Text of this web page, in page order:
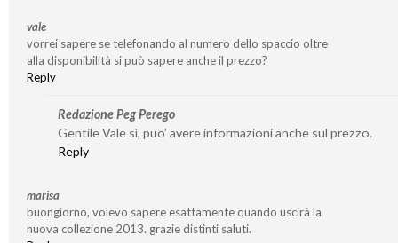
vale
vorrei sapere se telefonando al numero dello spaccio oltre
alla disponibilità si può sapere anche il prezzo?
Reply
Redazione Peg Perego
Gentile Vale sì, puo’ avere informazioni anche sul prezzo.
Reply
marisa
buongiorno, volevo sapere esattamente quando uscirà la
nuova collezione 2013. grazie distinti saluti.